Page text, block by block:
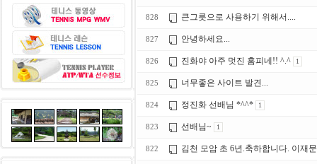
828 큰그릇으로 사용하기 위해서....
827 안녕하세요...
826 진화야 아주 멋진 홈피네!! ^.^ 1
825 너무좋은 사이트 발견...
824 정진화 선배님 *^^* 1
823 선배님~ 1
822 김천 모암 초 6년.축하합니다. 이재